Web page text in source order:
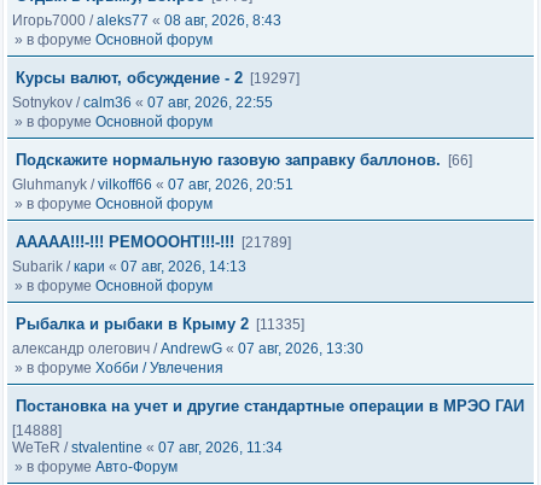
Игорь7000 /aleks77 « 08 авг, 2026, 8:43
» в форуме Основной форум
Курсы валют, обсуждение - 2 [19297]
Sotnykov /calm36 « 07 авг, 2026, 22:55
» в форуме Основной форум
Подскажите нормальную газовую заправку баллонов.
[66]
Gluhmanyk /vilkoff66 « 07 авг, 2026, 20:51
» в форуме Основной форум
ААААА!!!-!!! РЕМОООНТ!!!-!!!
[21789]
Subarik /кари « 07 авг, 2026, 14:13
» в форуме Основной форум
Рыбалка и рыбаки в Крыму 2 [11335]
александр олегович /AndrewG « 07 авг, 2026, 13:30
» в форуме Хобби / Увлечения
Постановка на учет и другие стандартные операции в МРЭО ГАИ
[14888]
WeTeR /stvalentine « 07 авг, 2026, 11:34
» в форуме Авто-Форум